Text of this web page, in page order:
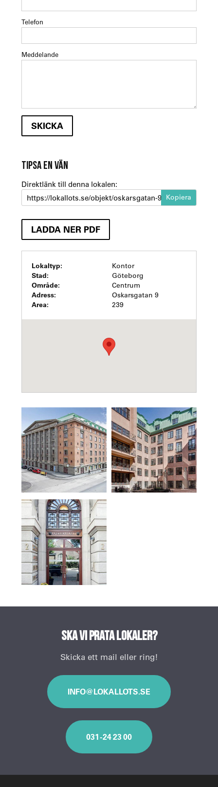
Telefon
Meddelande
TIPSA EN VÄN
Direktlänk till denna lokalen:
https://lokallots.se/objekt/oskarsgatan-9-amerikahuset
LADDA NER PDF
Lokaltyp: Kontor
Stad: Göteborg
Område: Centrum
Adress: Oskarsgatan 9
Area: 239
Ska vi prata lokaler?
Skicka ett mail eller ring!
INFO@LOKALLOTS.SE
031 - 24 23 00